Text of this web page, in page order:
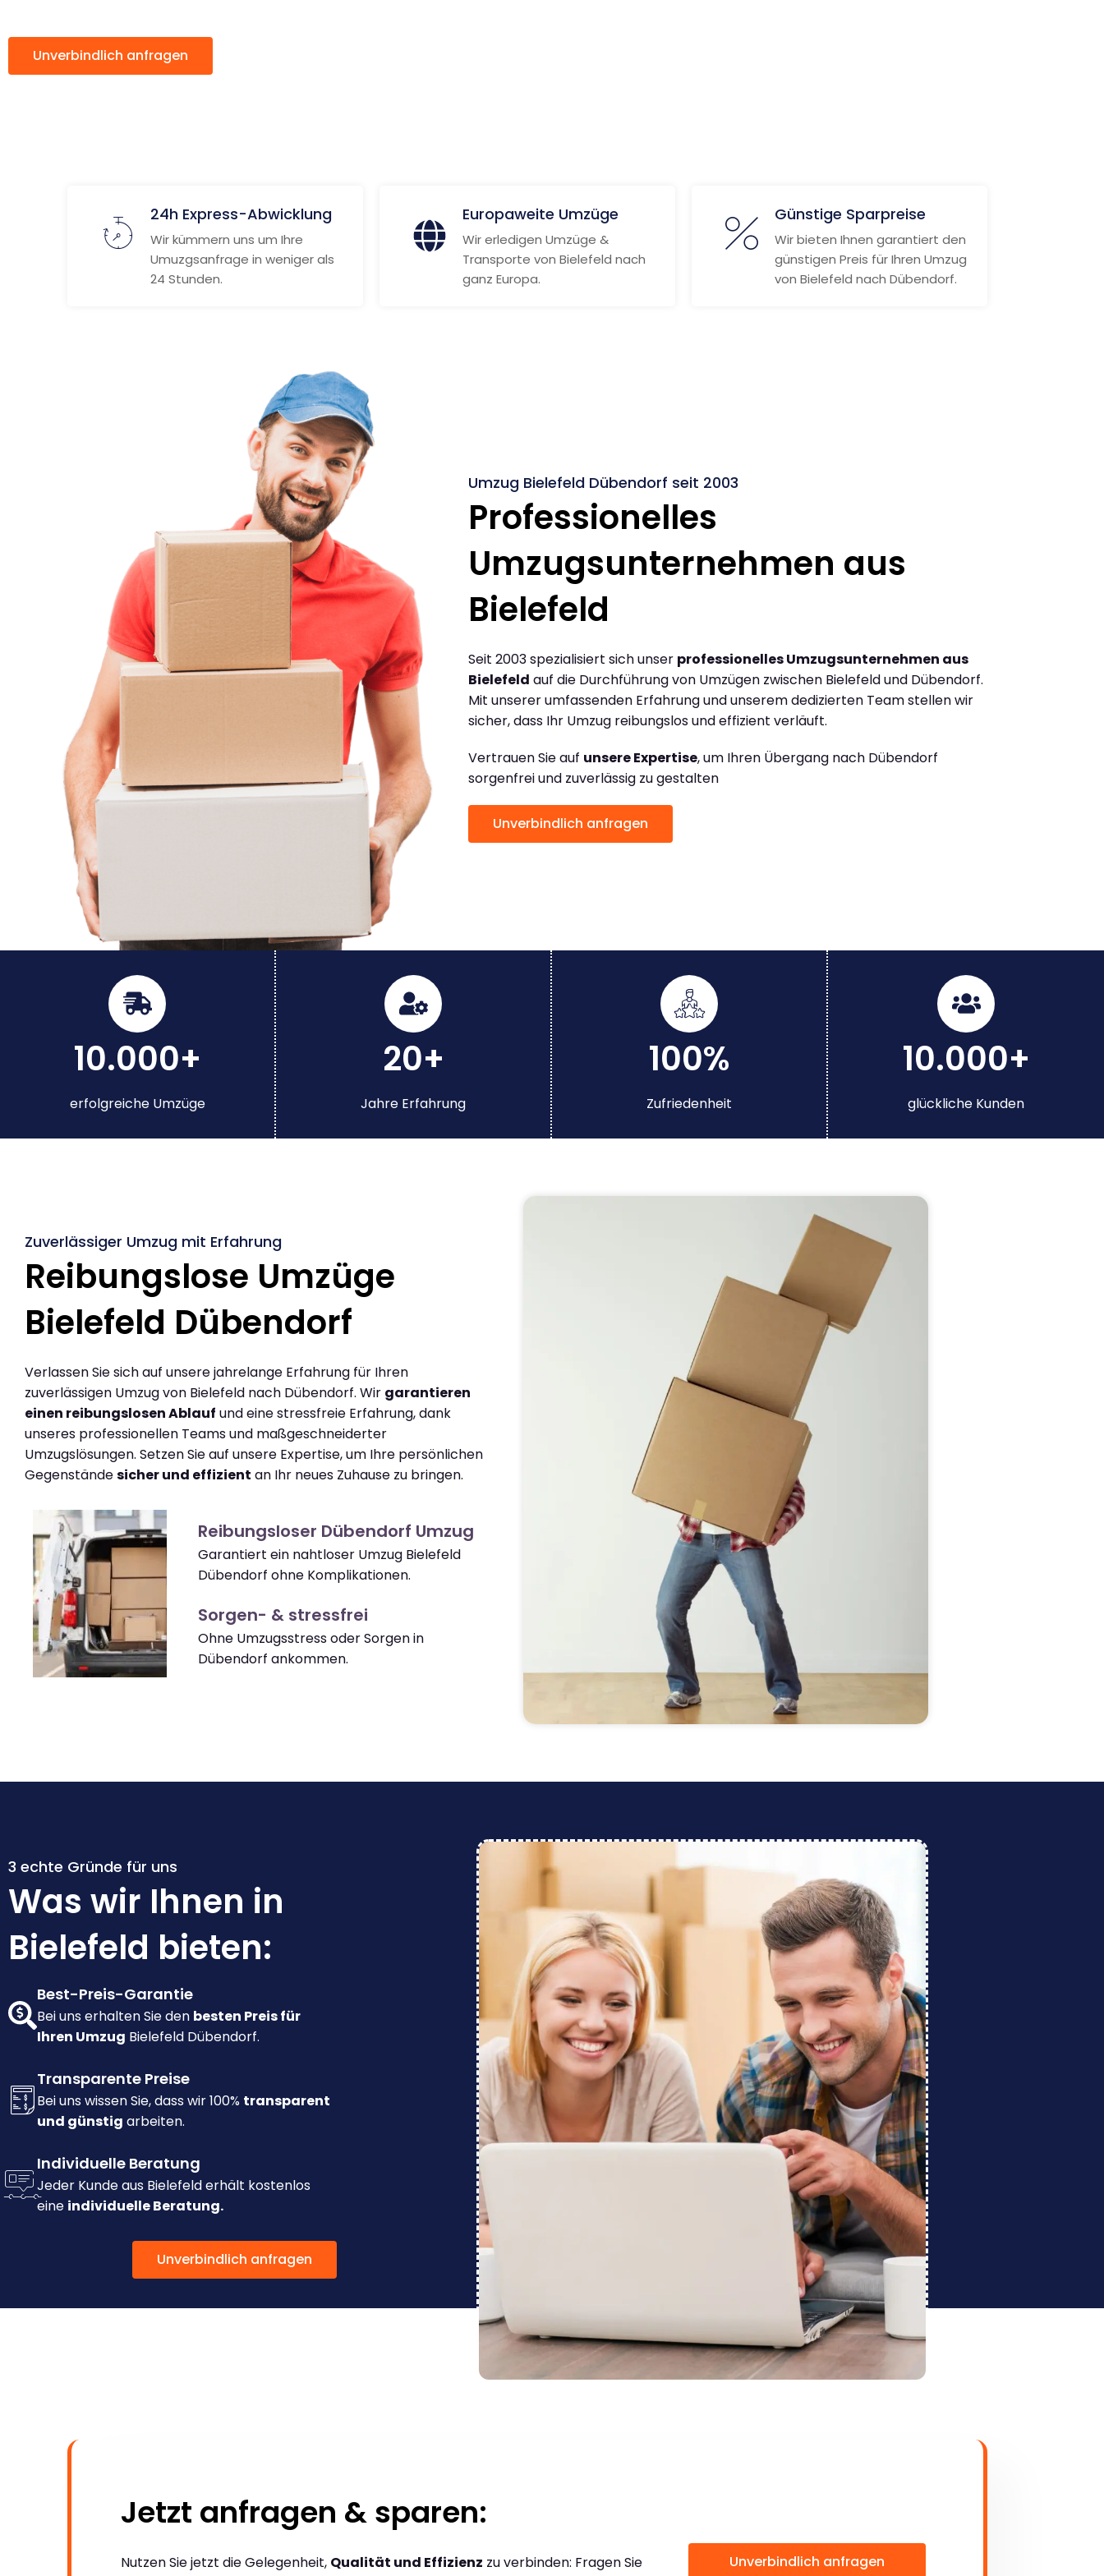
Unverbindlich anfragen
24h Express-Abwicklung
Wir kümmern uns um Ihre
Umuzgsanfrage in weniger als
24 Stunden.
Europaweite Umzüge
Wir erledigen Umzüge &
Transporte von Bielefeld nach
ganz Europa.
Günstige Sparpreise
Wir bieten Ihnen garantiert den
günstigen Preis für Ihren Umzug
von Bielefeld nach Dübendorf.
Umzug Bielefeld Dübendorf seit 2003
Professionelles
Umzugsunternehmen aus
Bielefeld
Seit 2003 spezialisiert sich unser professionelles Umzugsunternehmen aus
Bielefeld auf die Durchführung von Umzügen zwischen Bielefeld und Dübendorf.
Mit unserer umfassenden Erfahrung und unserem dedizierten Team stellen wir
sicher, dass Ihr Umzug reibungslos und effizient verläuft.
Vertrauen Sie auf unsere Expertise, um Ihren Übergang nach Dübendorf
sorgenfrei und zuverlässig zu gestalten
Unverbindlich anfragen
10.000+
erfolgreiche Umzüge
20+
Jahre Erfahrung
100%
Zufriedenheit
10.000+
glückliche Kunden
Zuverlässiger Umzug mit Erfahrung
Reibungslose Umzüge
Bielefeld Dübendorf
Verlassen Sie sich auf unsere jahrelange Erfahrung für Ihren
zuverlässigen Umzug von Bielefeld nach Dübendorf. Wir garantieren
einen reibungslosen Ablauf und eine stressfreie Erfahrung, dank
unseres professionellen Teams und maßgeschneiderter
Umzugslösungen. Setzen Sie auf unsere Expertise, um Ihre persönlichen
Gegenständesicher und effizient an Ihr neues Zuhause zu bringen.
Reibungsloser Dübendorf Umzug
Garantiert ein nahtloser Umzug Bielefeld
Dübendorf ohne Komplikationen.
Sorgen- & stressfrei
Ohne Umzugsstress oder Sorgen in
Dübendorf ankommen.
3 echte Gründe für uns
Was wir Ihnen in
Bielefeld bieten:
Best-Preis-Garantie
Bei uns erhalten Sie den besten Preis für
Ihren Umzug Bielefeld Dübendorf.
Transparente Preise
Bei uns wissen Sie, dass wir 100% transparent
und günstig arbeiten.
Individuelle Beratung
Jeder Kunde aus Bielefeld erhält kostenlos
eine individuelle Beratung.
Unverbindlich anfragen
Jetzt anfragen & sparen:
Nutzen Sie jetzt die Gelegenheit, Qualität und Effizienz zu verbinden: Fragen Sie
Unverbindlich anfragen